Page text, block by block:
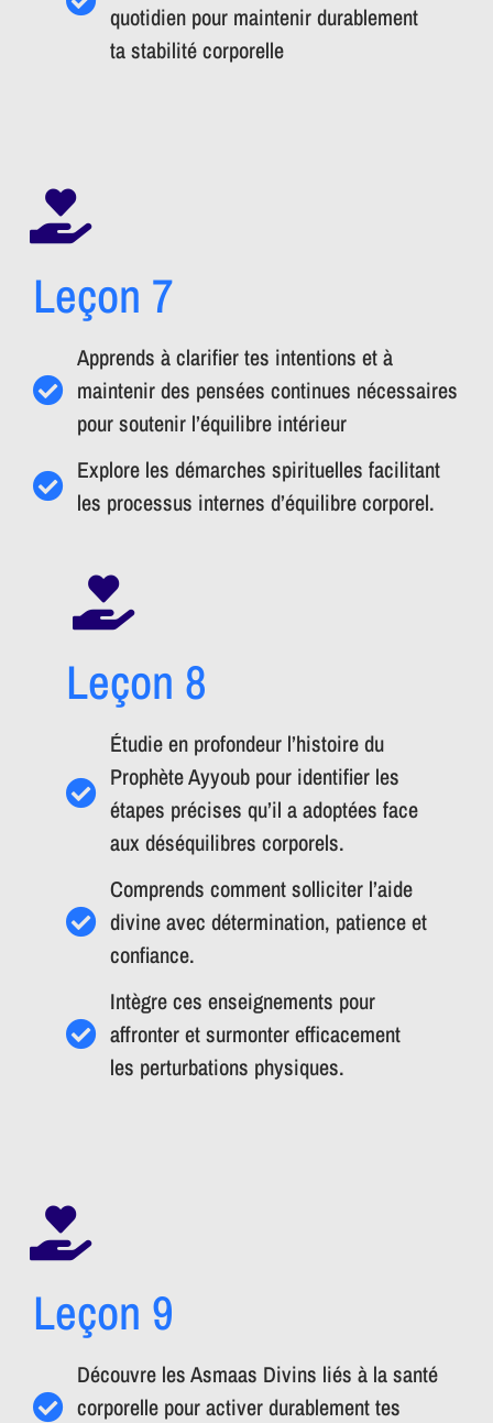
quotidien pour maintenir durablement
ta stabilité corporelle
Leçon 7
Apprends à clarifier tes intentions et à
maintenir des pensées continues nécessaires
pour soutenir l’équilibre intérieur
Explore les démarches spirituelles facilitant
les processus internes d’équilibre corporel.
Leçon 8
Étudie en profondeur l’histoire du
Prophète Ayyoub pour identifier les
étapes précises qu’il a adoptées face
aux déséquilibres corporels.
Comprends comment solliciter l’aide
divine avec détermination, patience et
confiance.
Intègre ces enseignements pour
affronter et surmonter efficacement
les perturbations physiques.
Leçon 9
Découvre les Asmaas Divins liés à la santé
corporelle pour activer durablement tes